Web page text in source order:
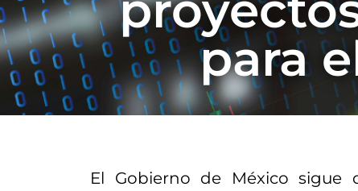
para
El Gobierno de México sigue